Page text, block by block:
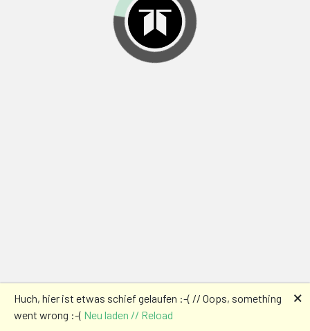
Huch, hier ist etwas schief gelaufen :-( // Oops, something
went wrong :-( Neu laden // Reload
🗙